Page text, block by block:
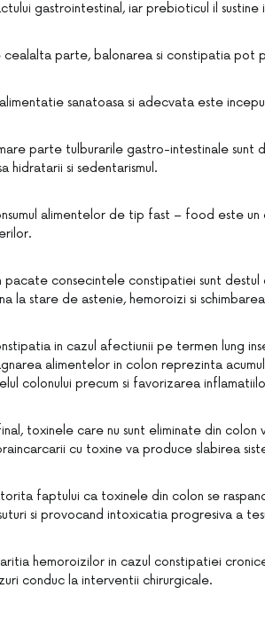
gastrointestinal, iar prebioticul il
cealalta parte, balonarea si constipatia pot
sanatoasa si adecvata este
parte tulburarile gastro-intestinale sunt
hidratarii si sedentarismul.
alimentelor de tip fast – food este
pacate consecintele constipatiei sunt
la stare de astenie, hemoroizi si
in cazul afectiunii pe termen lung
alimentelor in colon reprezinta
colonului precum si favorizarea
toxinele care nu sunt eliminate din colon
cu toxine va produce slabirea
faptului ca toxinele din colon se
si provocand intoxicatia progresiva a
hemoroizilor in cazul constipatiei
conduc la interventii chirurgicale.